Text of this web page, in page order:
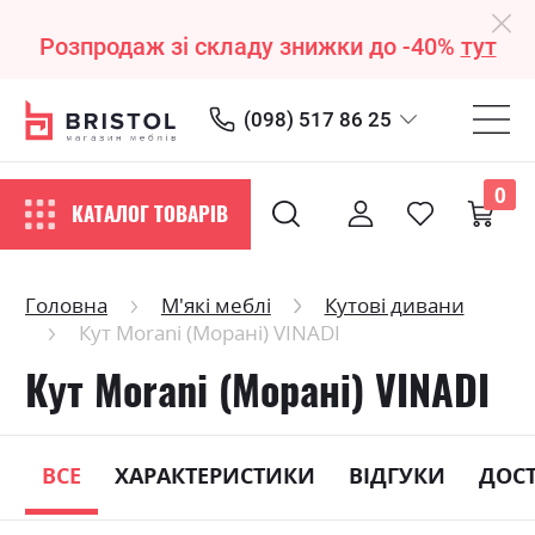
Розпродаж зі складу знижки до -40% тут
(098) 517 86 25
КАТАЛОГ ТОВАРІВ
0
Головна М'які меблі
Кутові дивани
Кут Morani (Морані) VINADI
Кут Morani (Морані) VINADI
ВСЕ ХАРАКТЕРИСТИКИ ВІДГУКИ